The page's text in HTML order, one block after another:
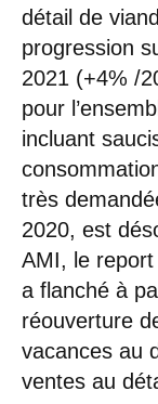
détail de
progression
2021 (+4% /
pour
incluant
très
2020, est
AMI, le report
a flanché à
réouverture
vacances au
ventes au